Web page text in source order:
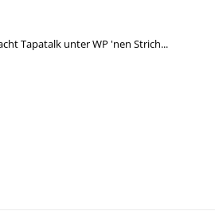
Tapatalk unter WP 'nen Strich...